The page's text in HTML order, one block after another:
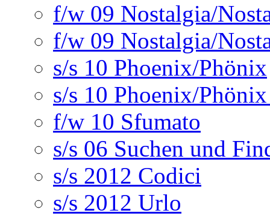
f/w 09 Nostalgia/
f/w 09 Nostalgia/
s/s 10 Phoenix/Phönix
s/s 10 Phoenix/
f/w 10 Sfumato
s/s 06 Suchen und
s/s 2012 Codici
s/s 2012 Urlo